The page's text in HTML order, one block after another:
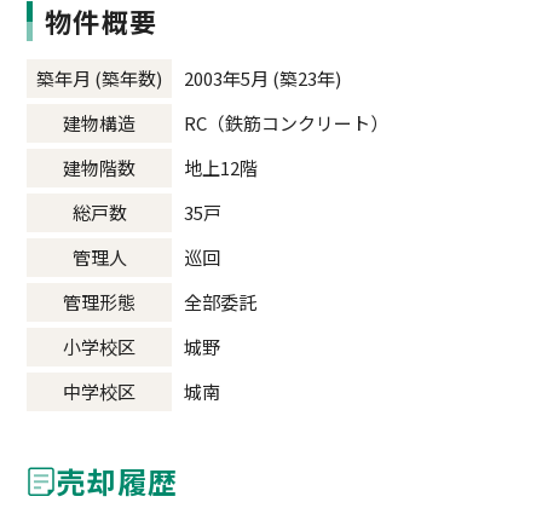
物件概要
築年月 (築年数)
2003年5月 (築23年)
建物構造
RC（鉄筋コンクリート）
建物階数
地上12階
総戸数
35戸
管理人
巡回
管理形態
全部委託
小学校区
城野
中学校区
城南
売却履歴